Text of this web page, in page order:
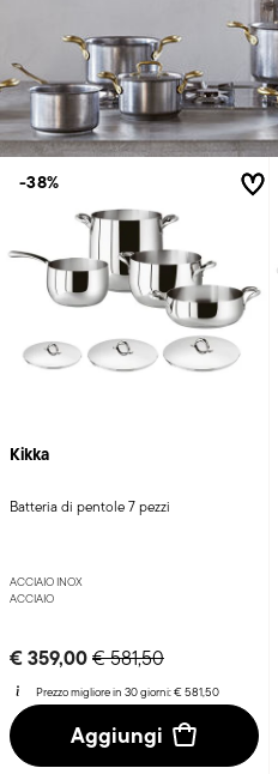
Kikka
Batteria di pentole 7 pezzi
ACCIAIO INOX
ACCIAIO
€ 359,00Price reduced from
€ 581,50to
Prezzo migliore in 30 giorni:€ 581,50
Aggiungi
-38%